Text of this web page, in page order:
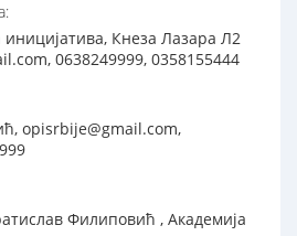
Кнеза Лазара Л2
0638249999, 0358155444
opisrbije@gmail.com,
Филиповић , Академија